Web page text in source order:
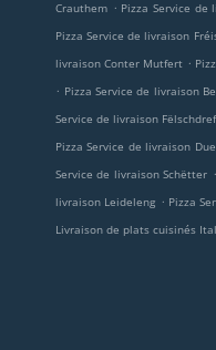
Crauthem . Pizza Service de
Pizza Service de livraison
livraison Conter Mutfert .
. Pizza Service de livraison
Service de livraison Fëlschdref
Pizza Service de livraison
Service de livraison Schëtter .
livraison Leideleng . Pizza
Livraison de plats cuisinés